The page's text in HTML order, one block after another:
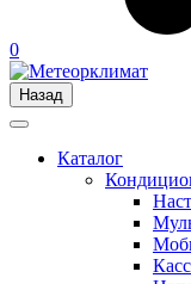
0
Назад
Каталог